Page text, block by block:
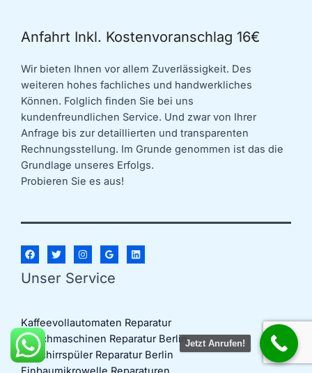
Anfahrt Inkl. Kostenvoranschlag 16€
Wir bieten Ihnen vor allem Zuverlässigkeit. Des
weiteren hohes fachliches und handwerkliches
Können. Folglich finden Sie bei uns
kundenfreundlichen Service. Und zwar von Ihrer
Anfrage bis zur detaillierten und transparenten
Rechnungsstellung. Im Grunde genommen ist das die
Grundlage unseres Erfolgs.
Probieren Sie es aus!
Unser Service
Kaffeevollautomaten Reparatur
Waschmaschinen Reparatur Berlin
Geschirrspüler Reparatur Berlin
Jetzt Anrufen!